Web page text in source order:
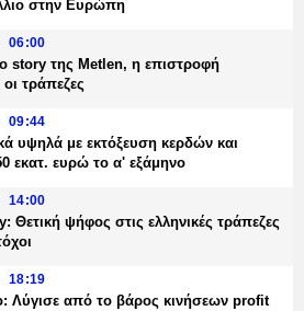
στην Ευρώπη
06:00
story της Metlen, η επιστροφή
τράπεζες
09:44
υψηλά με εκτόξευση κερδών και
εκατ. ευρώ το α' εξάμηνο
14:00
Θετική ψήφος στις ελληνικές τράπεζες
18:19
Λύγισε από το βάρος κινήσεων profit